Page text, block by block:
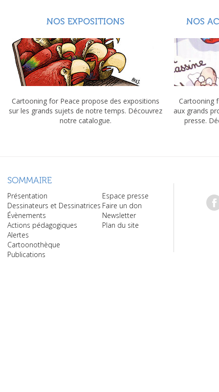
NOS EXPOSITIONS
Cartooning for Peace propose des expositions
sur les grands sujets de notre temps. Découvrez
notre catalogue.
NOS
Cartooning
aux grands
presse.
SOMMAIRE
Présentation
Dessinateurs et Dessinatrices
Évènements
Actions pédagogiques
Alertes
Cartoonothèque
Publications
Espace presse
Faire un don
Newsletter
Plan du site